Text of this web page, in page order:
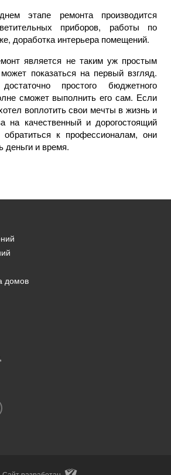
этапе ремонта производится
приборов, работы по
доработка интерьера помещений.
является не таким уж простым
показаться на первый взгляд.
простого бюджетного
сможет выполнить его сам. Если
воплотить свои мечты в жизнь и
на качественный и дорогостоящий
к профессионалам, они
деньги и время.
домов